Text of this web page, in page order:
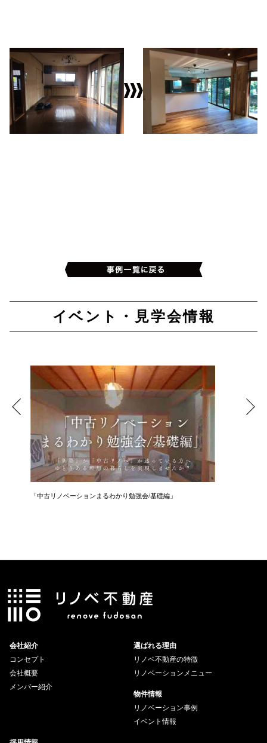
イベント・見学会情報
「中古リノベーションまるわかり勉強会/基礎編」
会社紹介
コンセプト
会社概要
メンバー紹介
選ばれる理由
リノベ不動産の特徴
リノベーションメニュー
物件情報
リノベーション事例
イベント情報